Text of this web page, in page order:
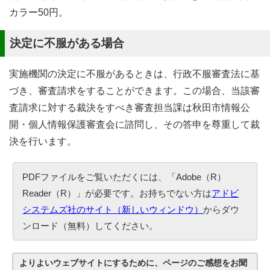
カラー50円。
決定に不服がある場合
実施機関の決定に不服があるときは、行政不服審査法に基
づき、審査請求をすることができます。この場合、当該審
査請求に対する裁決をすべき審査担当課は秋田市情報公
開・個人情報保護審査会に諮問し、その答申を尊重して裁
決を行います。
PDFファイルをご覧いただくには、「Adobe（R）
Reader（R）」が必要です。お持ちでない方はアドビ
システムズ社のサイト（新しいウィンドウ）からダウ
ンロード（無料）してください。
よりよいウェブサイトにするために、ページのご感想をお聞